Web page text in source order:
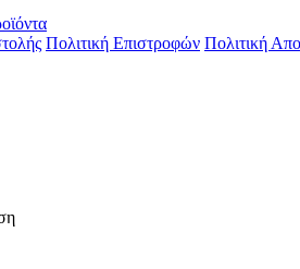
Πολιτική Επιστροφών Πολιτική